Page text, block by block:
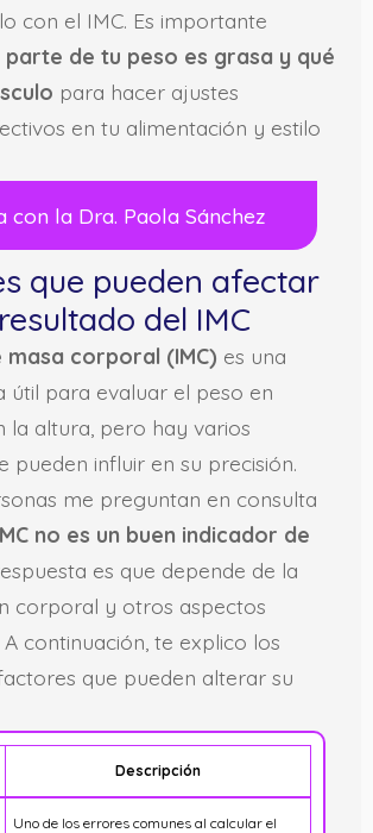
con el IMC. Es importante
parte de tu peso es grasa y qué
para hacer ajustes
en tu alimentación y estilo
con la Dra. Paola Sánchez
que pueden afectar
del IMC
masa corporal (IMC) es una
útil para evaluar el peso en
la altura, pero hay varios
pueden influir en su precisión.
me preguntan en consulta
no es un buen indicador de
es que depende de la
corporal y otros aspectos
A continuación, te explico los
que pueden alterar su
Descripción
Uno de los errores comunes al calcular el